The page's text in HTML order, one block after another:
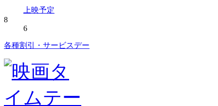
上映予定
8
6
各種割引・サービスデー